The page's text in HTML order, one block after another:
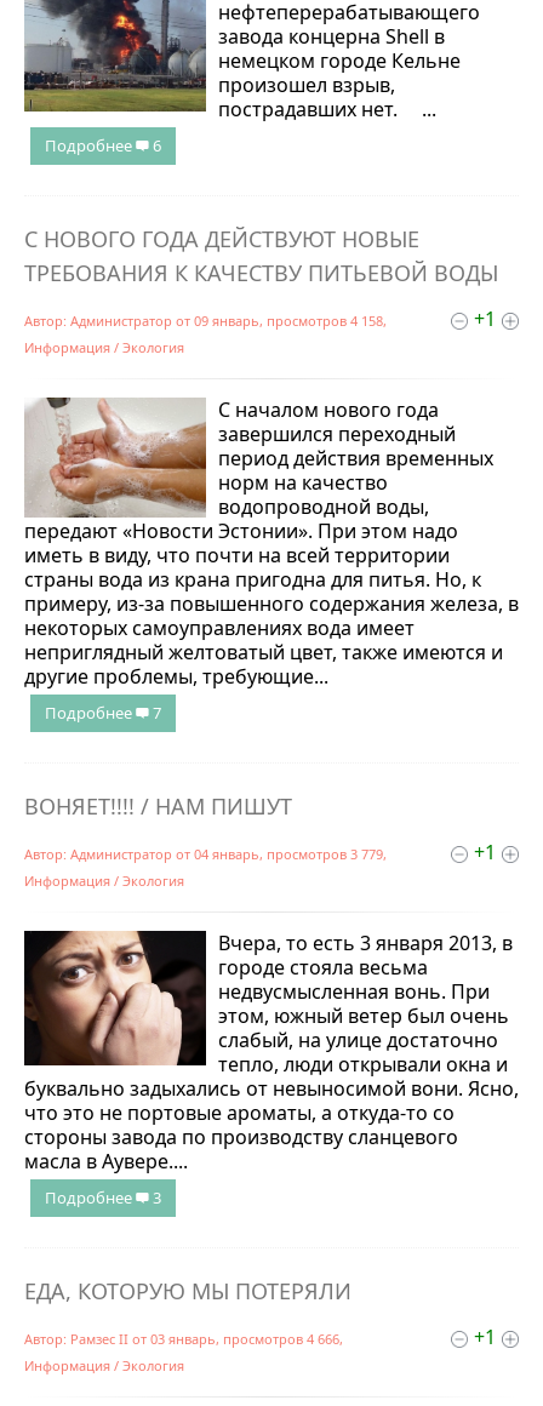
нефтеперерабатывающего
завода концерна Shell в
немецком городе Кельне
произошел взрыв,
пострадавших нет. ...
Подробнее 6
С НОВОГО ГОДА ДЕЙСТВУЮТ НОВЫЕ
ТРЕБОВАНИЯ К КАЧЕСТВУ ПИТЬЕВОЙ ВОДЫ
+1
Автор: Администратор от 09 январь, просмотров 4 158,
Информация / Экология
С началом нового года
завершился переходный
период действия временных
норм на качество
водопроводной воды,
передают «Новости Эстонии». При этом надо
иметь в виду, что почти на всей территории
страны вода из крана пригодна для питья. Но, к
примеру, из-за повышенного содержания железа, в
некоторых самоуправлениях вода имеет
неприглядный желтоватый цвет, также имеются и
другие проблемы, требующие...
Подробнее 7
ВОНЯЕТ!!!! / НАМ ПИШУТ
+1
Автор: Администратор от 04 январь, просмотров 3 779,
Информация / Экология
Вчера, то есть 3 января 2013, в
городе стояла весьма
недвусмысленная вонь. При
этом, южный ветер был очень
слабый, на улице достаточно
тепло, люди открывали окна и
буквально задыхались от невыносимой вони. Ясно,
что это не портовые ароматы, а откуда-то со
стороны завода по производству сланцевого
масла в Аувере....
Подробнее 3
ЕДА, КОТОРУЮ МЫ ПОТЕРЯЛИ
+1
Автор: Рамзес II от 03 январь, просмотров 4 666,
Информация / Экология